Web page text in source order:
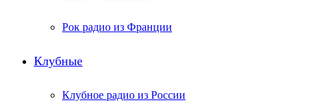
Рок радио из Франции
Клубные
Клубное радио из России